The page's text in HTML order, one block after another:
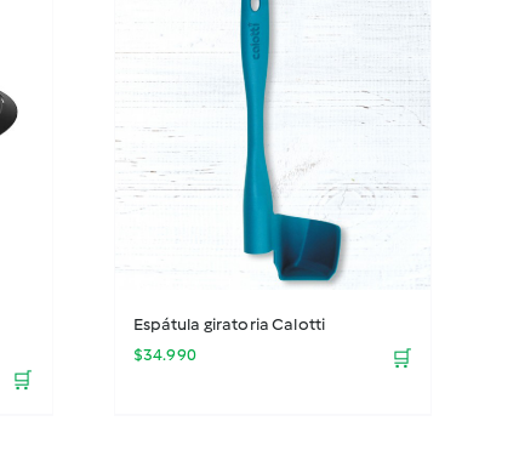
🛒
Espátula giratoria Calotti
$34.990 🛒